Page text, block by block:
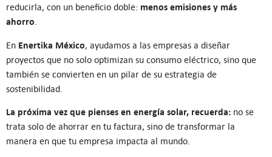
reducirla, con un beneficio doble: menos emisiones y más
ahorro.
En Enertika México, ayudamos a las empresas a diseñar
proyectos que no solo optimizan su consumo eléctrico, sino que
también se convierten en un pilar de su estrategia de
sostenibilidad.
La próxima vez que pienses en energía solar, recuerda: no se
trata solo de ahorrar en tu factura, sino de transformar la
manera en que tu empresa impacta al mundo.